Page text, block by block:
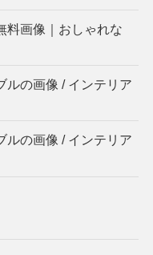
料画像｜おしゃれな
ルの画像 / インテリア
ルの画像 / インテリア